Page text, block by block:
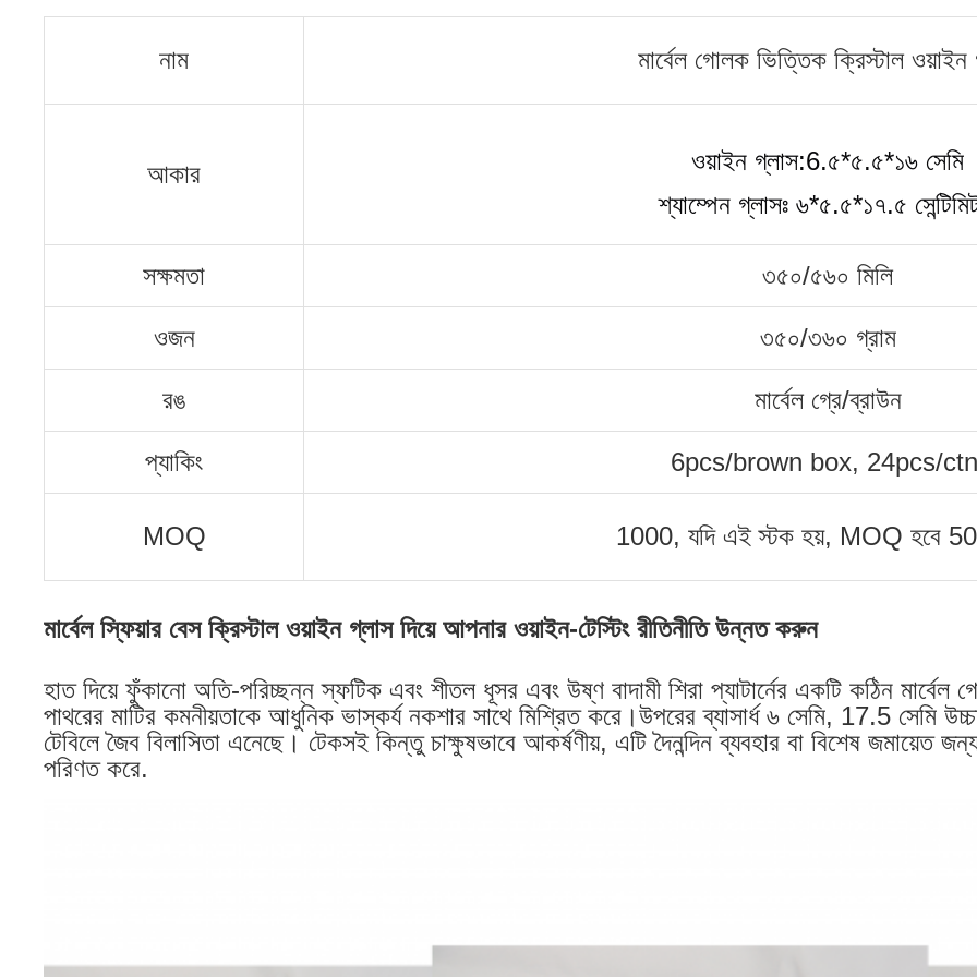
নাম মার্বেল গোলক ভিত্তিক ক্রিস্টাল ওয়াইন
আকার
ওয়াইন গ্লাস:6.৫*৫.৫*১৬ সেমি
শ্যাম্পেন গ্লাসঃ ৬*৫.৫*১৭.৫
সক্ষমতা ৩৫০/৫৬০ মিলি
ওজন ৩৫০/৩৬০ গ্রাম
রঙ মার্বেল গ্রে/ব্রাউন
প্যাকিং 6pcs/brown box, 24pcs/
MOQ 1000, যদি এই স্টক হয়, MOQ হবে
মার্বেল স্ফিয়ার বেস ক্রিস্টাল ওয়াইন গ্লাস দিয়ে আপনার ওয়াইন-টেস্টিং রীতিনীতি উন্নত করুন
হাত দিয়ে ফুঁকানো অতি-পরিচ্ছন্ন স্ফটিক এবং শীতল ধূসর এবং উষ্ণ বাদামী শিরা প্যাটার্নের একটি কঠিন
পাথরের মাটির কমনীয়তাকে আধুনিক ভাস্কর্য নকশার সাথে মিশ্রিত করে।উপরের ব্যাসার্ধ ৬ সেমি, 17.5
টেবিলে জৈব বিলাসিতা এনেছে। টেকসই কিন্তু চাক্ষুষভাবে আকর্ষণীয়, এটি দৈনন্দিন ব্যবহার বা বিশেষ জমায়েত
পরিণত করে.